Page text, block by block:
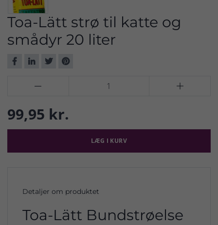
Toa-Lätt strø til katte og
smådyr 20 liter
 
99,95 kr.
LÆG I KURV
Detaljer om produktet
Toa-Lätt Bundstrøelse